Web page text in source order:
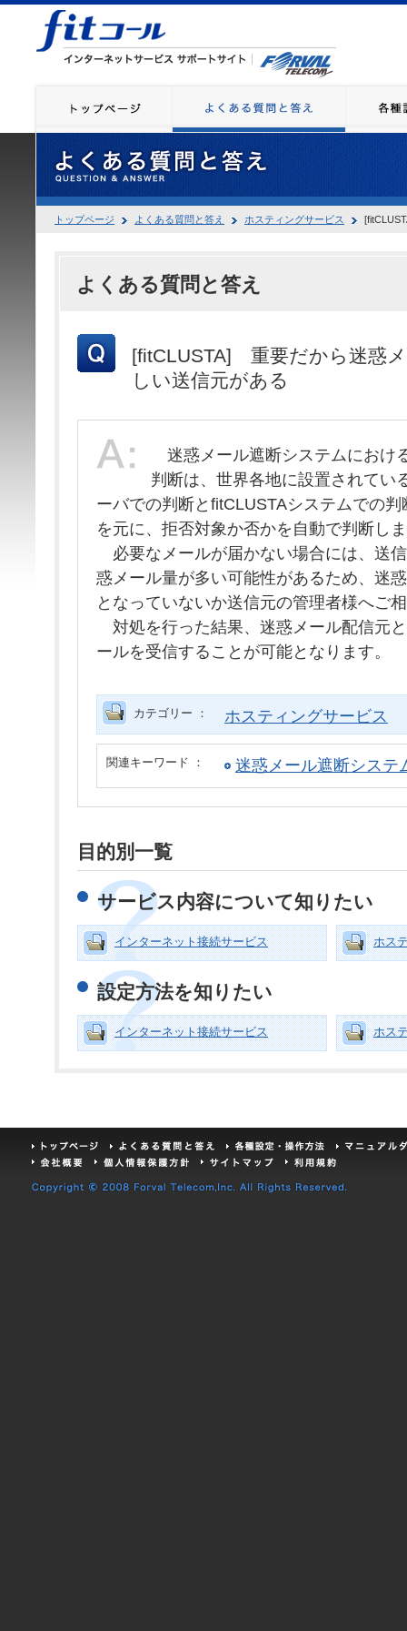
トップページ よくある質問と答え ホスティングサービス
よくある質問と答え
[fitCLUSTA] 重要だから迷惑
しい送信元がある
迷惑メール遮断システムにおけ
判断は、世界各地に設置されてい
ーバでの判断とfitCLUSTAシステムでの
を元に、拒否対象か否かを自動で判断し
必要なメールが届かない場合には、送
惑メール量が多い可能性があるため、迷
となっていないか送信元の管理者様へご
対処を行った結果、迷惑メール配信元
ールを受信することが可能となります。
カテゴリー ： ホスティングサービス
関連キーワード ： 迷惑メール遮断システ
目的別一覧
サービス内容について知りたい
インターネット接続サービス ホス
設定方法を知りたい
インターネット接続サービス ホス